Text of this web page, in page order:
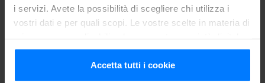
i servizi. Avete la possibilità di scegliere chi utilizza i
vostri dati e per quali scopi. Le vostre scelte in materia di
in cui avete effettuato le vostre scelte. È possibile
modificare o revocare il proprio consenso in qualsiasi
momento dalla Dichiarazione sui cookie o facendo clic
Accetta tutti i cookie
Con Freddy puoi...
mantenimento:grazie a questa funzione, puoi mantenere
una temperatura costante all'interno di